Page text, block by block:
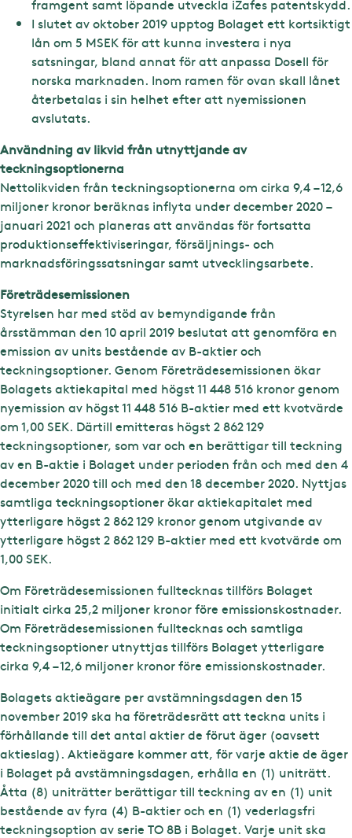
framgent samt löpande utveckla iZafes patentskydd.
I slutet av oktober 2019 upptog Bolaget ett kortsiktigt
lån om 5 MSEK för att kunna investera i nya
satsningar, bland annat för att anpassa Dosell för
norska marknaden. Inom ramen för ovan skall lånet
återbetalas i sin helhet efter att nyemissionen
avslutats.
Användning av likvid från utnyttjande av
teckningsoptionerna
Nettolikviden från teckningsoptionerna om cirka 9,4 – 12,6
miljoner kronor beräknas inflyta under december 2020 –
januari 2021 och planeras att användas för fortsatta
produktionseffektiviseringar, försäljnings- och
marknadsföringssatsningar samt utvecklingsarbete.
Företrädesemissionen
Styrelsen har med stöd av bemyndigande från
årsstämman den 10 april 2019 beslutat att genomföra en
emission av units bestående av B-aktier och
teckningsoptioner. Genom Företrädesemissionen ökar
Bolagets aktiekapital med högst 11 448 516 kronor genom
nyemission av högst 11 448 516 B-aktier med ett kvotvärde
om 1,00 SEK. Därtill emitteras högst 2 862 129
teckningsoptioner, som var och en berättigar till teckning
av en B-aktie i Bolaget under perioden från och med den 4
december 2020 till och med den 18 december 2020. Nyttjas
samtliga teckningsoptioner ökar aktiekapitalet med
ytterligare högst 2 862 129 kronor genom utgivande av
ytterligare högst 2 862 129 B-aktier med ett kvotvärde om
1,00 SEK.
Om Företrädesemissionen fulltecknas tillförs Bolaget
initialt cirka 25,2 miljoner kronor före emissionskostnader.
Om Företrädesemissionen fulltecknas och samtliga
teckningsoptioner utnyttjas tillförs Bolaget ytterligare
cirka 9,4 – 12,6 miljoner kronor före emissionskostnader.
Bolagets aktieägare per avstämningsdagen den 15
november 2019 ska ha företrädesrätt att teckna units i
förhållande till det antal aktier de förut äger (oavsett
aktieslag). Aktieägare kommer att, för varje aktie de äger
i Bolaget på avstämningsdagen, erhålla en (1) uniträtt.
Åtta (8) uniträtter berättigar till teckning av en (1) unit
bestående av fyra (4) B-aktier och en (1) vederlagsfri
teckningsoption av serie TO 8B i Bolaget. Varje unit ska